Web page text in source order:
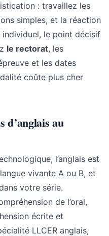
: travaillez les
simples, et la réaction
le point décisif
le rectorat, les
et les dates
coûte plus cher
d’anglais au
l’anglais est
vivante A ou B, et
votre série.
de l’oral,
écrite et
LLCER anglais,